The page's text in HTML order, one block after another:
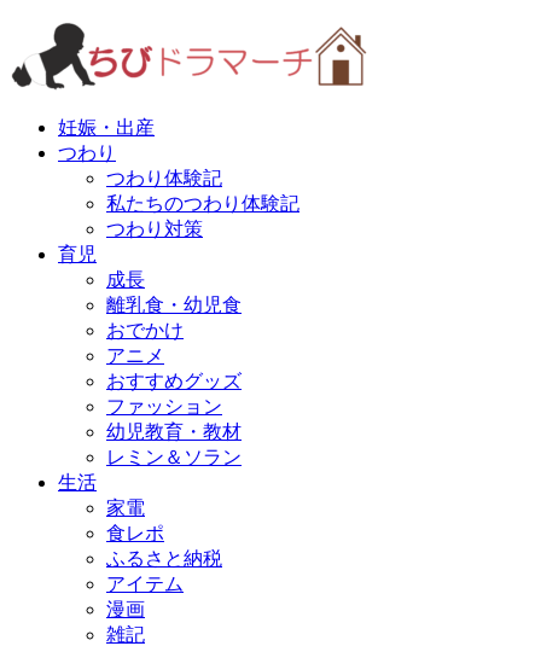
妊娠・出産
つわり
つわり体験記
私たちのつわり体験記
つわり対策
育児
成長
離乳食・幼児食
おでかけ
アニメ
おすすめグッズ
ファッション
幼児教育・教材
レミン＆ソラン
生活
家電
食レポ
ふるさと納税
アイテム
漫画
雑記